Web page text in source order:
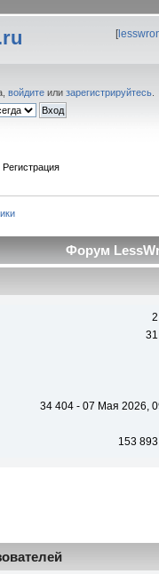
[
войдите или зарегистрируйтесь
Регистрация
Форум
34 404 - 07 Мая 2026,
153